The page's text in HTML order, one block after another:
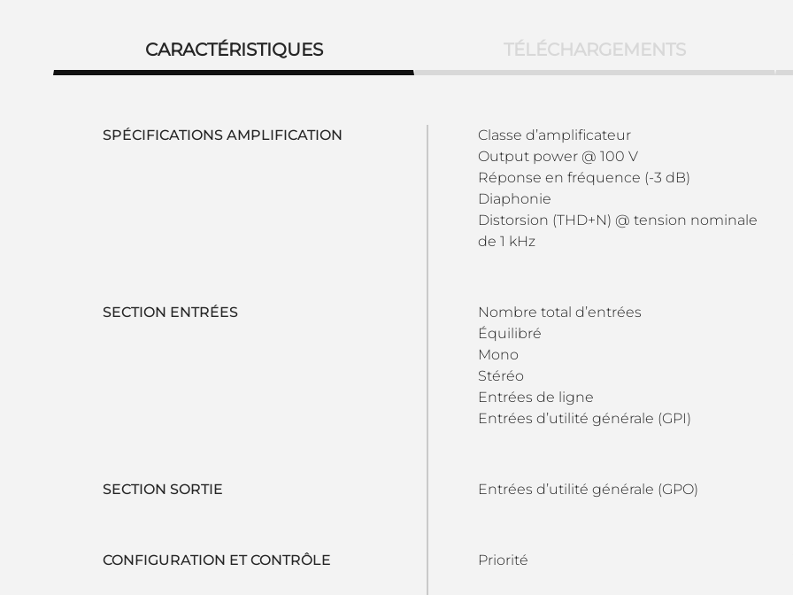
CARACTÉRISTIQUES TÉLÉCHARGEMENTS
SPÉCIFICATIONS AMPLIFICATION Classe d’amplificateur
Output power @ 100 V
Réponse en fréquence (-3 dB)
Diaphonie
Distorsion (THD+N) @ tension nominale
de 1 kHz
SECTION ENTRÉES Nombre total d’entrées
Équilibré
Mono
Stéréo
Entrées de ligne
Entrées d’utilité générale (GPI)
SECTION SORTIE Entrées d’utilité générale (GPO)
CONFIGURATION ET CONTRÔLE Priorité